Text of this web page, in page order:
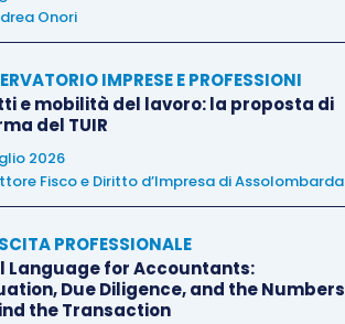
Onori
IMPRESE E PROFESSIONI
e mobilità del lavoro: la proposta di
del TUIR
2026
Fisco e Diritto d’Impresa di Assolombarda
PROFESSIONALE
Language for Accountants:
Due Diligence, and the Numbers
the Transaction